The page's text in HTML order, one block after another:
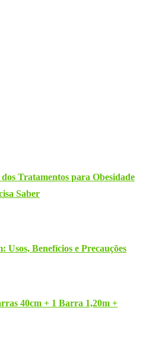
Tratamentos para Obesidade
Saber
Usos, Benefícios e Precauções
40cm + 1 Barra 1,20m +